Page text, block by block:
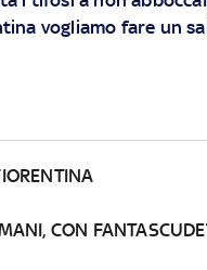
vogliamo fare un
CON